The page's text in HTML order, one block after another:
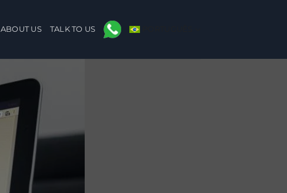
ABOUT US TALK TO US